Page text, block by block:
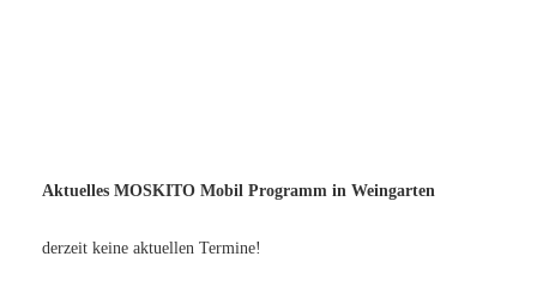
Aktuelles MOSKITO Mobil Programm in Weingarten
derzeit keine aktuellen Termine!